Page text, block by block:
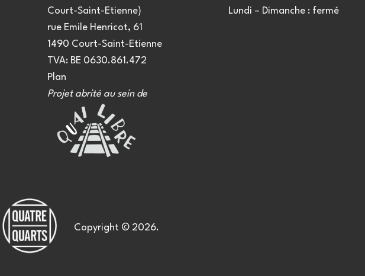
Court-Saint-Etienne)
rue Emile Henricot, 61
1490 Court-Saint-Etienne
TVA: BE 0630.861.472
Plan
Projet abrité au sein de
Lundi – Dimanche : fermé
Copyright © 2026.